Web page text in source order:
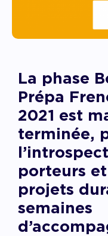
La phase
Prépa
2021 est
terminée,
porteurs
projets
semaines